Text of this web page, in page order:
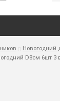
Новогодний
D8см 6шт 3